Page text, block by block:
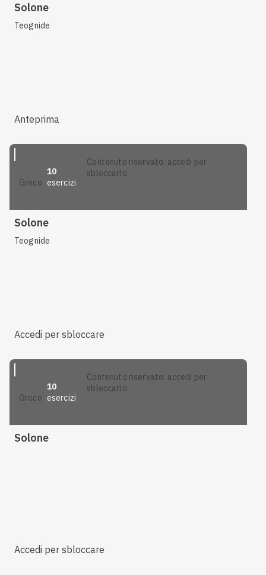
Solone
Teognide
Anteprima
greco
10
esercizi
contenuto riservato: accedi per
sbloccarlo.
Solone
Teognide
Accedi per sbloccare
greco
10
esercizi
contenuto riservato: accedi per
sbloccarlo.
Solone
Accedi per sbloccare